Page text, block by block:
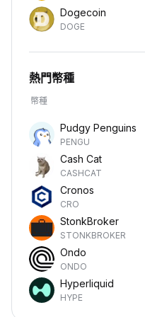
Dogecoin
DOGE
熱門幣種
幣種
Pudgy Penguins
PENGU
Cash Cat
CASHCAT
Cronos
CRO
StonkBroker
STONKBROKER
Ondo
ONDO
Hyperliquid
HYPE